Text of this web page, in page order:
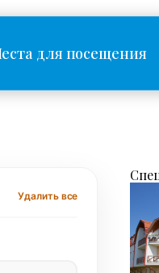
для посещения
Удалить все